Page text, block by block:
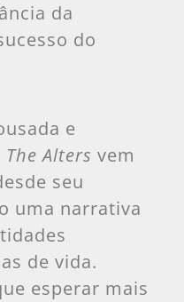
da
do
e
The Alters vem
seu
uma narrativa
de vida.
esperar mais